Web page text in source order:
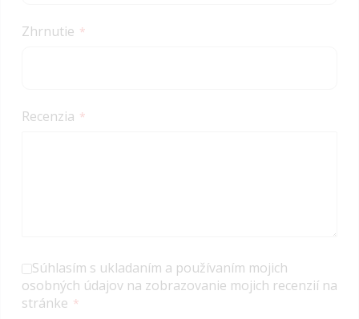
Zhrnutie
Recenzia
Súhlasím s ukladaním a používaním mojich
osobných údajov na zobrazovanie mojich recenzií na
stránke